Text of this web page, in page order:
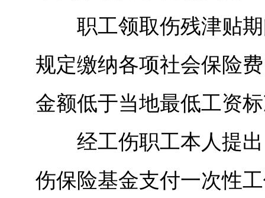
职工领取伤残津贴期
规定缴纳各项社会保险
金额低于当地最低工资
经工伤职工本人提出
伤保险基金支付一次性